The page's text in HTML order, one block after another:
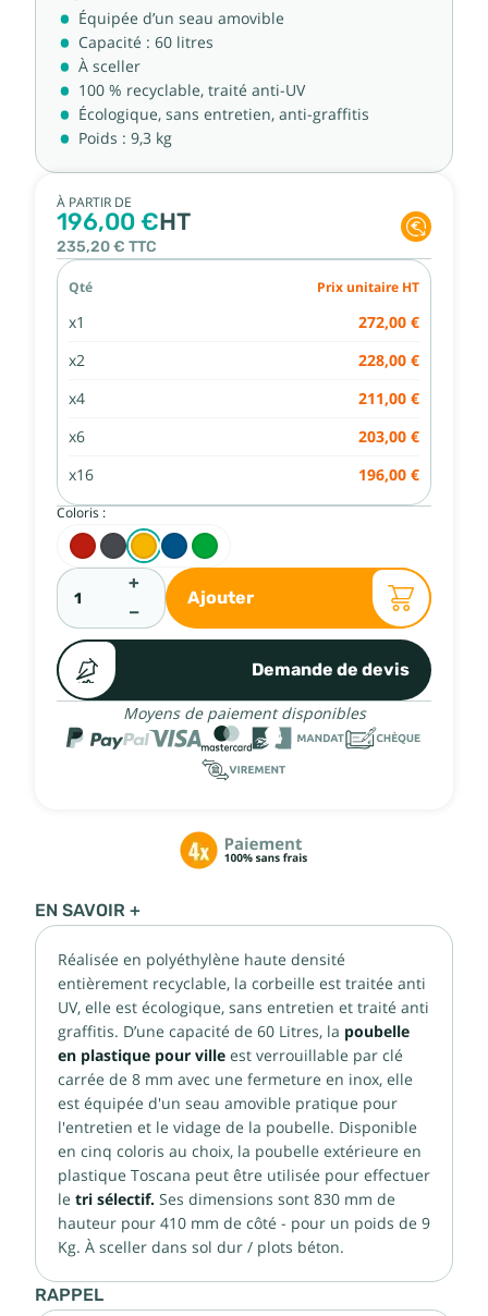
Équipée d’un seau amovible
Capacité : 60 litres
À sceller
100 % recyclable, traité anti-UV
Écologique, sans entretien, anti-graffitis
Poids : 9,3 kg
À PARTIR DE
196,00 €HT
235,20 € TTC
Qté Prix unitaire HT
x1 272,00 €
x2 228,00 €
x4 211,00 €
x6 203,00 €
x16 196,00 €
Coloris :
+
−
Ajouter
Demande de devis
Moyens de paiement disponibles
EN SAVOIR +
Réalisée en polyéthylène haute densité
entièrement recyclable, la corbeille est traitée anti
UV, elle est écologique, sans entretien et traité anti
graffitis. D’une capacité de 60 Litres, la poubelle
en plastique pour ville est verrouillable par clé
carrée de 8 mm avec une fermeture en inox, elle
est équipée d'un seau amovible pratique pour
l'entretien et le vidage de la poubelle. Disponible
en cinq coloris au choix, la poubelle extérieure en
plastique Toscana peut être utilisée pour effectuer
le tri sélectif. Ses dimensions sont 830 mm de
hauteur pour 410 mm de côté - pour un poids de 9
Kg. À sceller dans sol dur / plots béton.
RAPPEL